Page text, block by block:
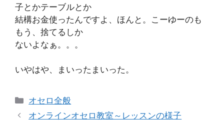
子とかテーブルとか
結構お金使ったんですよ、ほんと。こーゆーのも
もう、捨てるしか
ないよなぁ。。。
いやはや、まいったまいった。
カ
テ
オセロ全般
オンラインオセロ教室～レッスンの様子